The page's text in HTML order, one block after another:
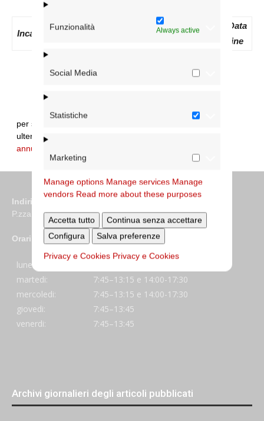
Funzionalità Always active
Social Media
Statistiche
Marketing
Manage options Manage services Manage
vendors Read more about these purposes
Accetta tutto
Continua senza accettare
Configura
Salva preferenze
Privacy e Cookies Privacy e Cookies
Incaricato
N.
Data
fine
per segnalare errori sui dati e/o integrare
ulteriori informazioni:
annuario@diocesidiroma.it
Indirizzo
P.zza S. Giovanni in Laterano 6 00184 Roma
Orari
lunedi:
martedi:
7:45–13:15 e 14:00-17:30
mercoledi:
7:45–13:15 e 14:00-17:30
giovedi:
7:45–13:45
venerdi:
7:45–13:45
Archivi giornalieri degli articoli pubblicati